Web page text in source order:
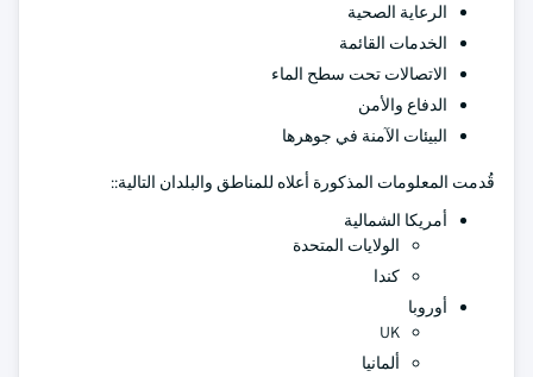
الرعاية الصحية
الخدمات القائمة
الاتصالات تحت سطح الماء
الدفاع والأمن
البيئات الآمنة في جوهرها
قُدمت المعلومات المذكورة أعلاه للمناطق والبلدان التالية::
أمريكا الشمالية
الولايات المتحدة
كندا
أوروبا
UK
ألمانيا